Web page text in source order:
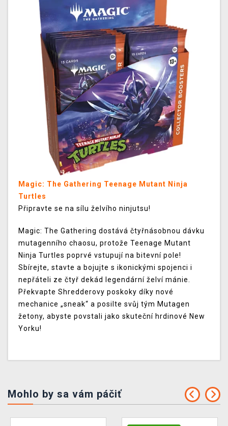
Magic: The Gathering Teenage Mutant Ninja
Turtles
Připravte se na sílu želvího ninjutsu!
Magic: The Gathering dostává čtyřnásobnou dávku
mutagenního chaosu, protože Teenage Mutant
Ninja Turtles poprvé vstupují na bitevní pole!
Sbírejte, stavte a bojujte s ikonickými spojenci i
nepřáteli ze čtyř dekád legendární želví mánie.
Překvapte Shredderovy poskoky díky nové
mechanice „sneak“ a posilte svůj tým Mutagen
žetony, abyste povstali jako skuteční hrdinové New
Yorku!
Mohlo by sa vám páčiť